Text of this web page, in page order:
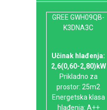
GREE GWH09QB-
K3DNA3C
Učinak hlađenja:
2,6(0,60-2,80)kW
Prikladno za
prostor: 25m2
Energetska klasa
hlađenja: A++